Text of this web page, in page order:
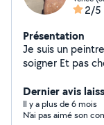
2/5
Présentation
Je suis un peintre professionnel Avec bon travail bien
Dernier avis
Il y a plus de 6 mois
N’ai pas aimé son